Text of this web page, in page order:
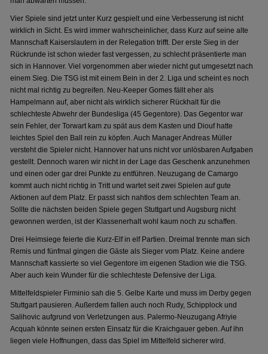
Vier Spiele sind jetzt unter Kurz gespielt und eine Verbesserung ist nicht
wirklich in Sicht. Es wird immer wahrscheinlicher, dass Kurz auf seine alte
Mannschaft Kaiserslautern in der Relegation trifft. Der erste Sieg in der
Rückrunde ist schon wieder fast vergessen, zu schlecht präsentierte man
sich in Hannover. Viel vorgenommen aber wieder nicht gut umgesetzt nach
einem Sieg. Die TSG ist mit einem Bein in der 2. Liga und scheint es noch
nicht mal richtig zu begreifen. Neu-Keeper Gomes fällt eher als
Hampelmann auf, aber nicht als wirklich sicherer Rückhalt für die
schlechteste Abwehr der Bundesliga (45 Gegentore). Das Gegentor war
sein Fehler, der Torwart kam zu spät aus dem Kasten und Diouf hatte
leichtes Spiel den Ball rein zu köpfen. Auch Manager Andreas Müller
versteht die Spieler nicht. Hannover hat uns nicht vor unlösbaren Aufgaben
gestellt. Dennoch waren wir nicht in der Lage das Geschenk anzunehmen
und einen oder gar drei Punkte zu entführen. Neuzugang de Camargo
kommt auch nicht richtig in Tritt und wartet seit zwei Spielen auf gute
Aktionen auf dem Platz. Er passt sich nahtlos dem schlechten Team an.
Sollte die nächsten beiden Spiele gegen Stuttgart und Augsburg nicht
gewonnen werden, ist der Klassenerhalt wohl kaum noch zu schaffen.
Drei Heimsiege feierte die Kurz-Elf in elf Partien. Dreimal trennte man sich
Remis und fünfmal gingen die Gäste als Sieger vom Platz. Keine andere
Mannschaft kassierte so viel Gegentore im eigenen Stadion wie die TSG.
Aber auch kein Wunder für die schlechteste Defensive der Liga.
Mittelfeldspieler Firminio sah die 5. Gelbe Karte und muss im Derby gegen
Stuttgart pausieren. Außerdem fallen auch noch Rudy, Schipplock und
Salihovic aufgrund von Verletzungen aus. Palermo-Neuzugang Afriyie
Acquah könnte seinen ersten Einsatz für die Kraichgauer geben. Auf ihn
liegen viele Hoffnungen, dass das Spiel im Mittelfeld sicherer wird.